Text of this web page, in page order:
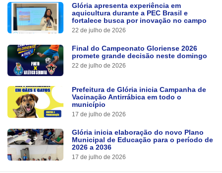
Glória apresenta experiência em
aquicultura durante a PEC Brasil e
fortalece busca por inovação no campo
22 de julho de 2026
Final do Campeonato Gloriense 2026
promete grande decisão neste domingo
22 de julho de 2026
Prefeitura de Glória inicia Campanha de
Vacinação Antirrábica em todo o
município
17 de julho de 2026
Glória inicia elaboração do novo Plano
Municipal de Educação para o período de
2026 a 2036
17 de julho de 2026